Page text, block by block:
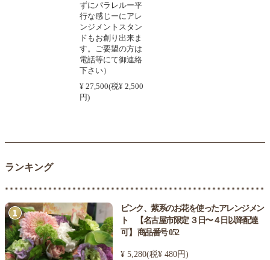
ずにパラレルー平
行な感じーにアレ
ンジメントスタン
ドもお創り出来ま
す。ご要望の方は
電話等にて御連絡
下さい）
¥ 27,500(税¥ 2,500
円)
ランキング
ピンク、紫系のお花を使ったアレンジメン
ト 【名古屋市限定 ３日〜４日以降配達
可】 商品番号 052
¥ 5,280(税¥ 480円)